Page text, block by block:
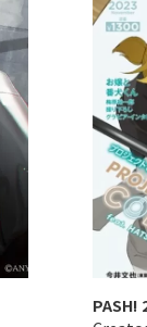
PASH!